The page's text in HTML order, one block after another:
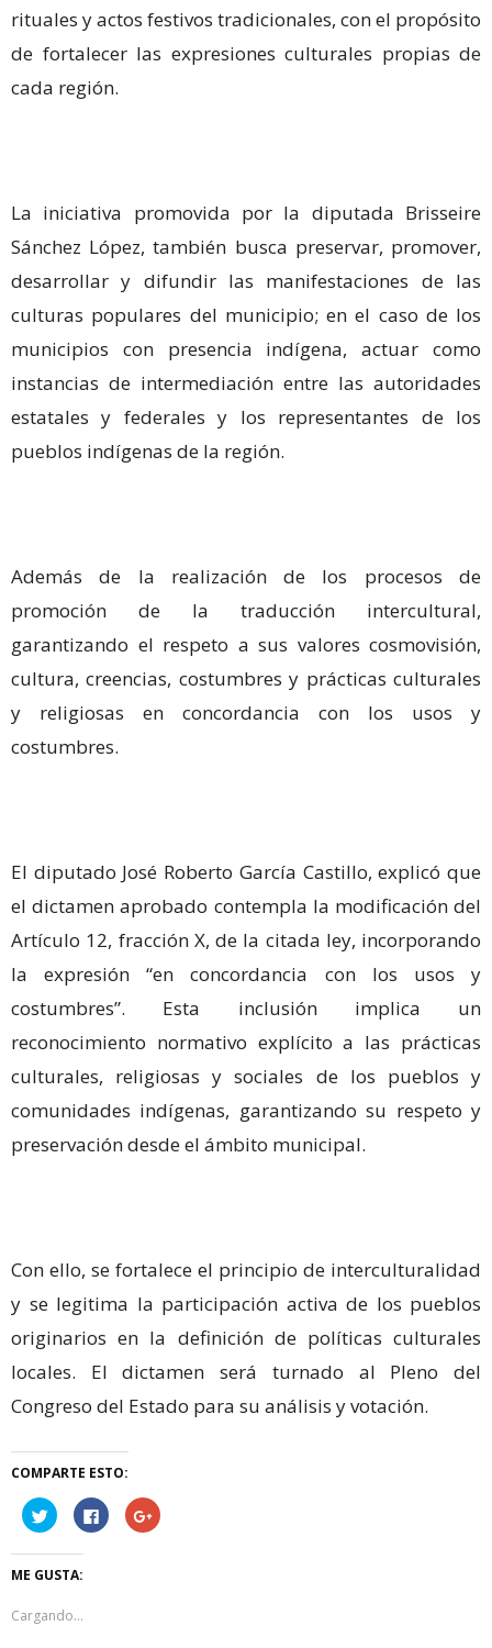
rituales y actos festivos tradicionales, con el propósito
de fortalecer las expresiones culturales propias de
cada región.
La iniciativa promovida por la diputada Brisseire
Sánchez López, también busca preservar, promover,
desarrollar y difundir las manifestaciones de las
culturas populares del municipio; en el caso de los
municipios con presencia indígena, actuar como
instancias de intermediación entre las autoridades
estatales y federales y los representantes de los
pueblos indígenas de la región.
Además de la realización de los procesos de
promoción de la traducción intercultural,
garantizando el respeto a sus valores cosmovisión,
cultura, creencias, costumbres y prácticas culturales
y religiosas en concordancia con los usos y
costumbres.
El diputado José Roberto García Castillo, explicó que
el dictamen aprobado contempla la modificación del
Artículo 12, fracción X, de la citada ley, incorporando
la expresión “en concordancia con los usos y
costumbres”. Esta inclusión implica un
reconocimiento normativo explícito a las prácticas
culturales, religiosas y sociales de los pueblos y
comunidades indígenas, garantizando su respeto y
preservación desde el ámbito municipal.
Con ello, se fortalece el principio de interculturalidad
y se legitima la participación activa de los pueblos
originarios en la definición de políticas culturales
locales. El dictamen será turnado al Pleno del
Congreso del Estado para su análisis y votación.
COMPARTE ESTO:
Haz
clic
compartir
Twitter
en
Haz
clic
Haz
clic
ME GUSTA:
Cargando...